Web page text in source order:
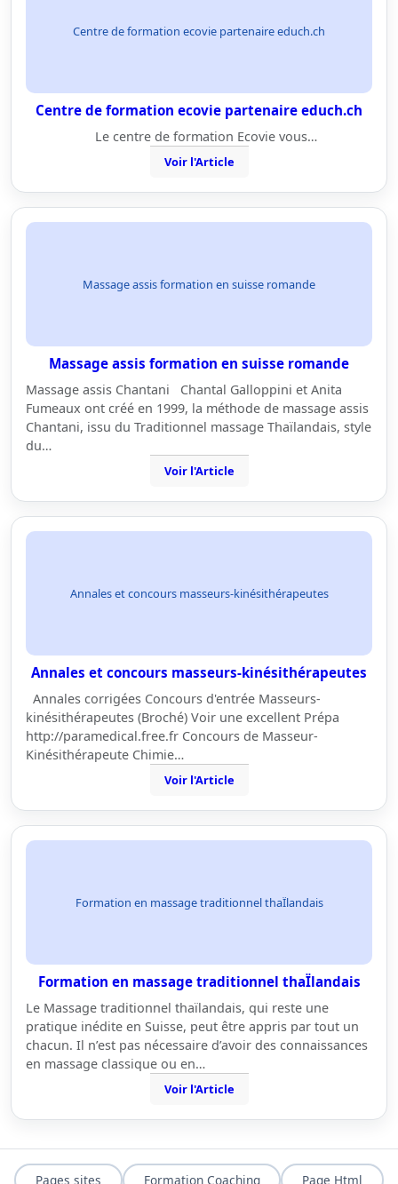
Centre de formation ecovie partenaire educh.ch
Centre de formation ecovie partenaire educh.ch
Le centre de formation Ecovie vous…
Voir l'Article
Massage assis formation en suisse romande
Massage assis formation en suisse romande
Massage assis Chantani Chantal Galloppini et Anita
Fumeaux ont créé en 1999, la méthode de massage assis
Chantani, issu du Traditionnel massage Thaïlandais, style
du…
Voir l'Article
Annales et concours masseurs-kinésithérapeutes
Annales et concours masseurs-kinésithérapeutes
Annales corrigées Concours d'entrée Masseurs-
kinésithérapeutes (Broché) Voir une excellent Prépa
http://paramedical.free.fr Concours de Masseur-
Kinésithérapeute Chimie…
Voir l'Article
Formation en massage traditionnel thaÏlandais
Formation en massage traditionnel thaÏlandais
Le Massage traditionnel thaïlandais, qui reste une
pratique inédite en Suisse, peut être appris par tout un
chacun. Il n’est pas nécessaire d’avoir des connaissances
en massage classique ou en…
Voir l'Article
Pages sites Formation Coaching Page Html